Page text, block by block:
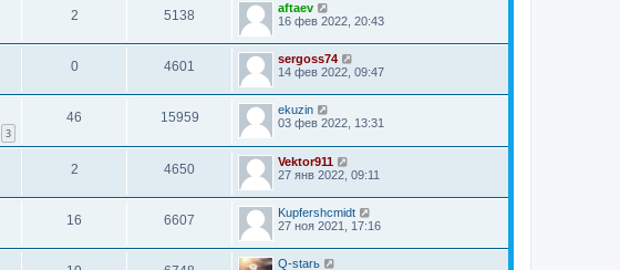
2 5138
aftaev
16 фев 2022, 20:43
0 4601
sergoss74
14 фев 2022, 09:47
3
46 15959
ekuzin
03 фев 2022, 13:31
2 4650
Vektor911
27 янв 2022, 09:11
16 6607
Kupfershcmidt
27 ноя 2021, 17:16
Q-starь